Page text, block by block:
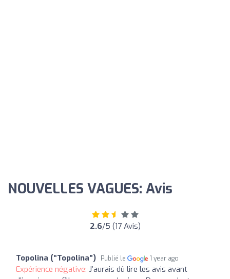
NOUVELLES VAGUES: Avis
2.6/5 (17 Avis)
Topolina (“Topolina”) Publié le 1 year ago
Expérience négative: J’aurais dû lire les avis avant